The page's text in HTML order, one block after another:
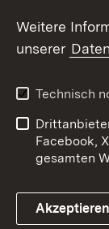
Link zum
Kontakt
Cookies
Weitere
unserer
Technisch
Facebook,
gesamten
Akzeptieren